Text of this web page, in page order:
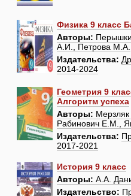
Физика 9 класс
Авторы:
А.И., Петрова М.А.
Издательства:
2014-2024
Геометрия 9
Алгоритм успеха
Авторы: Мерзляк
Рабинович Е.М.,
Издательства:
2017-2021
История 9 класс
Авторы: А.А.
Издательство: